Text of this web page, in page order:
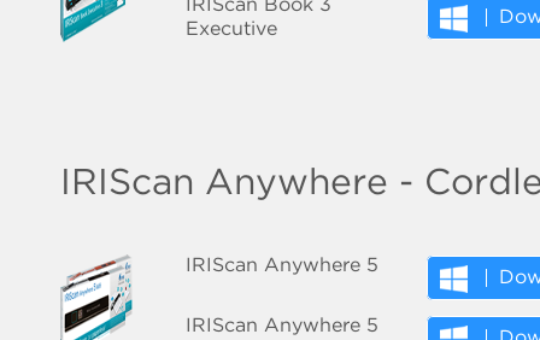
IRIScan Book 3
Executive
IRIScan Anywhere -
IRIScan Anywhere 5
IRIScan Anywhere 5